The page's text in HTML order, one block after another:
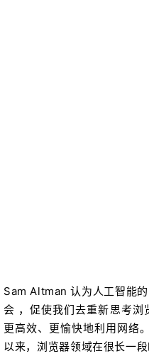
Sam Altman 认为人工智能
会 ，促使我们去重新思考浏
更高效、更愉快地利用网络
以来，浏览器领域在很长一